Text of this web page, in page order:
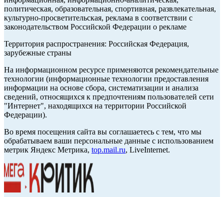
политическая, образовательная, спортивная, развлекательная,
культурно-просветительская, реклама в соответствии с
законодательством Российской Федерации о рекламе
Территория распространения: Российская Федерация,
зарубежные страны
На информационном ресурсе применяются рекомендательные
технологии (информационные технологии предоставления
информации на основе сбора, систематизации и анализа
сведений, относящихся к предпочтениям пользователей сети
"Интернет", находящихся на территории Российской
Федерации).
Во время посещения сайта вы соглашаетесь с тем, что мы
обрабатываем ваши персональные данные с использованием
метрик Яндекс Метрика, top.mail.ru, LiveInternet.